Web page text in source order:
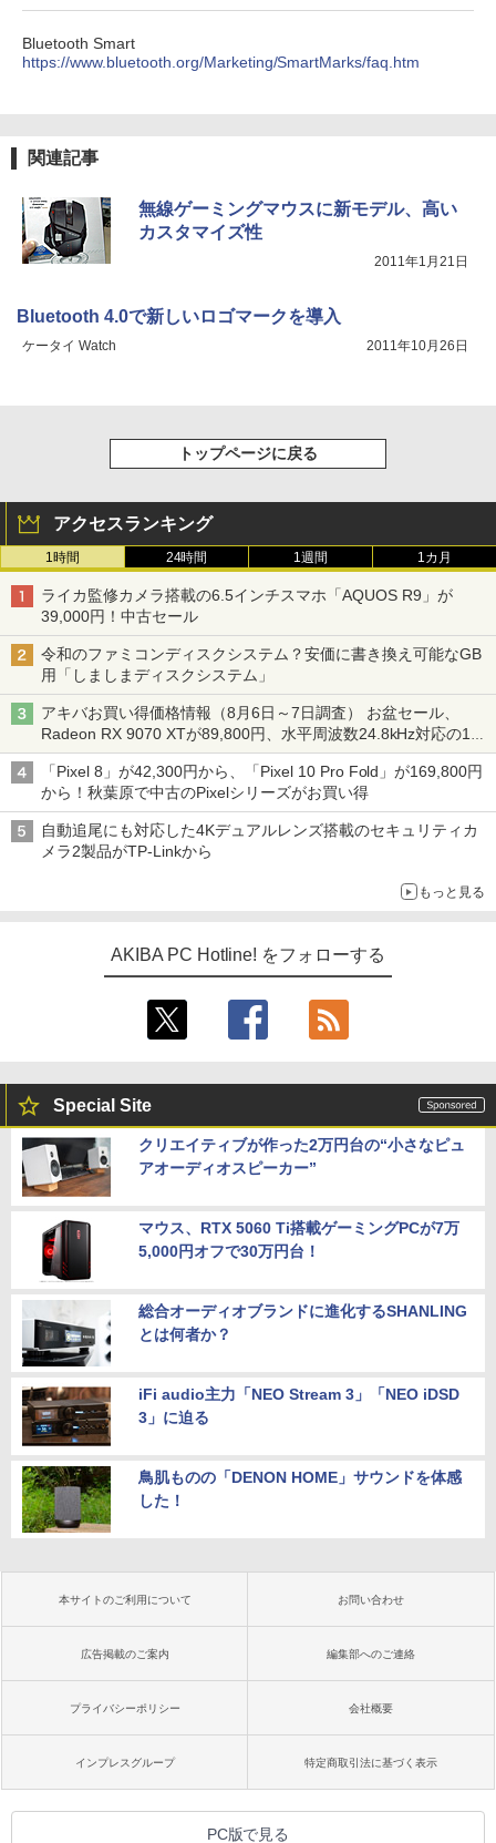
Bluetooth Smart
https://www.bluetooth.org/Marketing/SmartMarks/faq.htm
関連記事
無線ゲーミングマウスに新モデル、高い
カスタマイズ性
2011年1月21日
Bluetooth 4.0で新しいロゴマークを導入
ケータイ Watch 2011年10月26日
トップページに戻る
アクセスランキング
1時間 24時間 1週間 1カ月
ライカ監修カメラ搭載の6.5インチスマホ「AQUOS R9」が
39,000円！中古セール
令和のファミコンディスクシステム？安価に書き換え可能なGB
用「しましまディスクシステム」
アキバお買い得価格情報（8月6日～7日調査） お盆セール、
Radeon RX 9070 XTが89,800円、水平周波数24.8kHz対応の17
型モニターが9,801円、暑さ指数連動セール ほか
「Pixel 8」が42,300円から、「Pixel 10 Pro Fold」が169,800円
から！秋葉原で中古のPixelシリーズがお買い得
自動追尾にも対応した4Kデュアルレンズ搭載のセキュリティカ
メラ2製品がTP-Linkから
もっと見る
AKIBA PC Hotline! をフォローする
Special Site
クリエイティブが作った2万円台の“小さなピュ
アオーディオスピーカー”
マウス、RTX 5060 Ti搭載ゲーミングPCが7万
5,000円オフで30万円台！
総合オーディオブランドに進化するSHANLING
とは何者か？
iFi audio主力「NEO Stream 3」「NEO iDSD
3」に迫る
鳥肌ものの「DENON HOME」サウンドを体感
した！
本サイトのご利用について お問い合わせ
広告掲載のご案内 編集部へのご連絡
プライバシーポリシー 会社概要
インプレスグループ 特定商取引法に基づく表示
PC版で見る